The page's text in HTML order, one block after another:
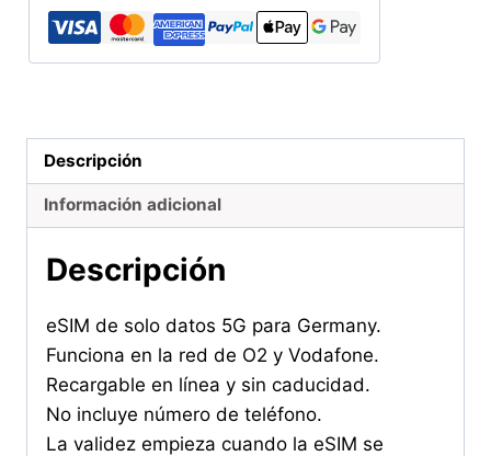
15
Días
Descripción
Información adicional
Descripción
eSIM de solo datos 5G para Germany.
Funciona en la red de O2 y Vodafone.
Recargable en línea y sin caducidad.
No incluye número de teléfono.
La validez empieza cuando la eSIM se